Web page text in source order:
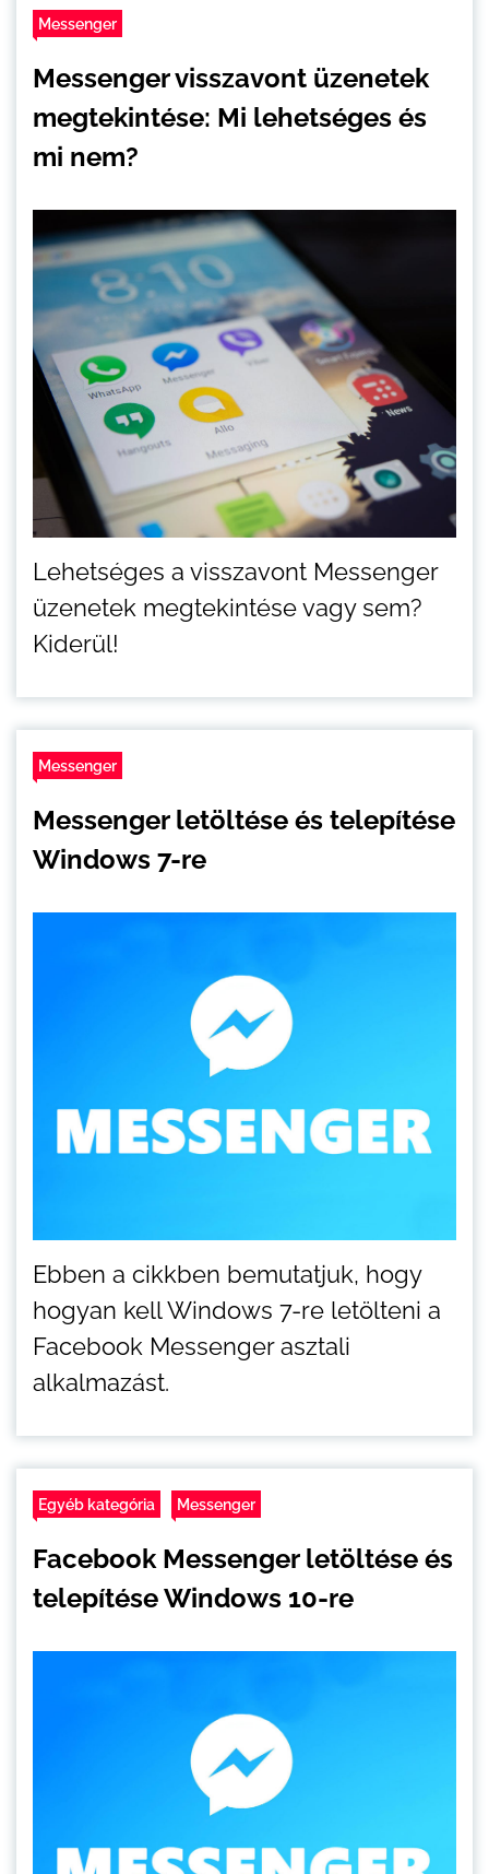
Messenger
Messenger visszavont üzenetek
megtekintése: Mi lehetséges és
mi nem?
Lehetséges a visszavont Messenger
üzenetek megtekintése vagy sem?
Kiderül!
Messenger
Messenger letöltése és telepítése
Windows 7-re
Ebben a cikkben bemutatjuk, hogy
hogyan kell Windows 7-re letölteni a
Facebook Messenger asztali
alkalmazást.
Egyéb kategória Messenger
Facebook Messenger letöltése és
telepítése Windows 10-re